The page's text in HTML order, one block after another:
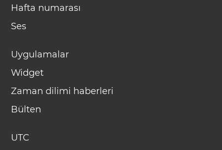
Hafta numarası
Ses
Uygulamalar
Widget
Zaman dilimi haberleri
Bülten
UTC